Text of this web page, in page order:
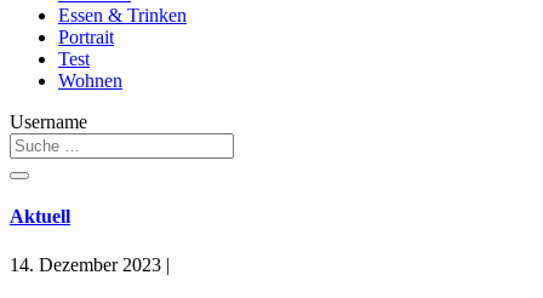
Essen & Trinken
Portrait
Test
Wohnen
Username
Aktuell
14. Dezember 2023 |